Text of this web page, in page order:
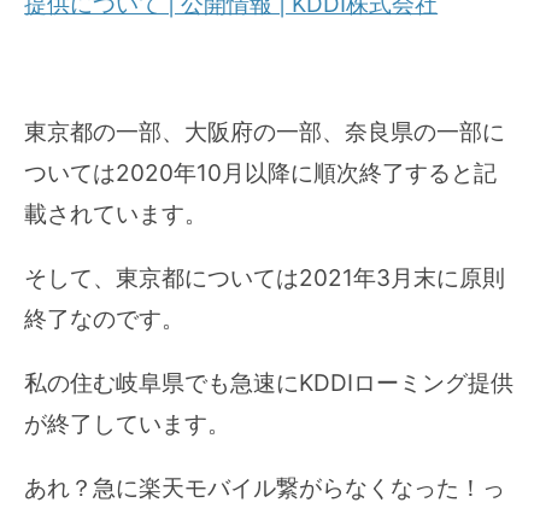
東京都の一部、大阪府の一部、奈良県の一部に
ついては2020年10月以降に順次終了すると記
載されています。
そして、東京都については2021年3月末に原則
終了なのです。
私の住む岐阜県でも急速にKDDIローミング提供
が終了しています。
あれ？急に楽天モバイル繋がらなくなった！っ